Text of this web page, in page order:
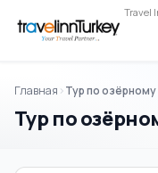
Travel
Главная Тур по
Тур по